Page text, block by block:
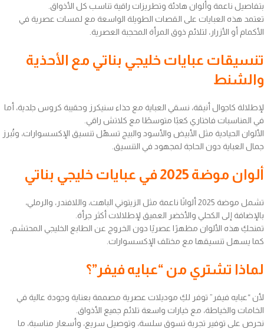
بتفاصيل ناعمة وألوان هادئة وتطريزات راقية تناسب كل الأذواق.
تعتمد هذه العبايات على القصات الطويلة الواسعة مع لمسات عصرية في
الأكمام أو الأزرار، لتلائم ذوق المرأة المحجبة العصرية.
تنسيقات عبايات خليجي بناتي مع الأحذية
والشنط
لإطلالة كاجوال أنيقة، نسقي العباية مع حذاء سنيكرز وحقيبة كروس جلدية، أما
في المناسبات فاختاري كعبًا متوسطًا مع كلاتش راقي.
الألوان الحيادية مثل الأبيض والأسود والبيج تسهّل تنسيق الإكسسوارات، وتُبرز
جمال العباية دون الحاجة لمجهود في التنسيق.
ألوان موضة 2025 في عبايات خليجي بناتي
تشمل موضة 2025 ألوانًا ناعمة مثل الزيتوني الباهت، واللافندر، والرملي،
بالإضافة إلى الكحلي والأخضر العميق لإطلالات أكثر جرأة.
تمنحكِ هذه الألوان مظهرًا عصريًا دون الخروج عن الطابع الخليجي المحتشم،
كما يسهل تنسيقها مع مختلف الإكسسوارات.
لماذا تشتري من “عبايه فيفر”؟
لأن “عبايه فيفر” توفر لكِ موديلات عصرية مصممة بعناية وجودة عالية في
الخامات والخياطة، مع خيارات واسعة تلائم جميع الأذواق.
نحرص على توفير تجربة تسوق سلسة، وتوصيل سريع، وأسعار مناسبة، ما